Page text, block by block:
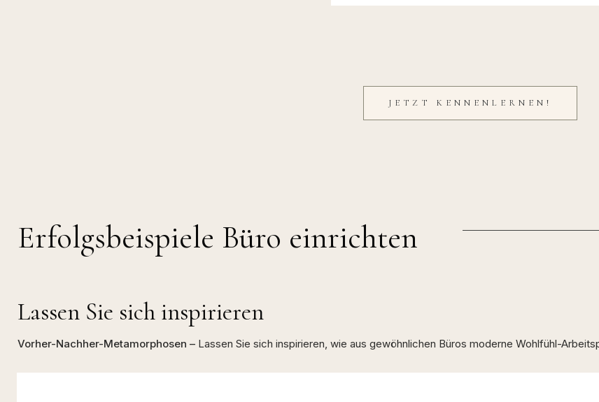
JETZT KENNENLERNEN!
Erfolgsbeispiele Büro einrichten
Lassen Sie sich inspirieren
Vorher-Nachher-Metamorphosen – Lassen Sie sich inspirieren, wie aus gewöhnlichen Büros moderne Wohlfühl-